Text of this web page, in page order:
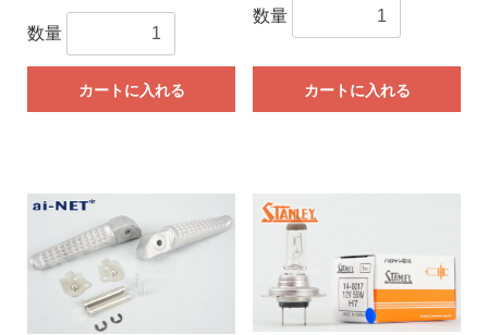
数量
カートに入れる
数量
カートに入れる